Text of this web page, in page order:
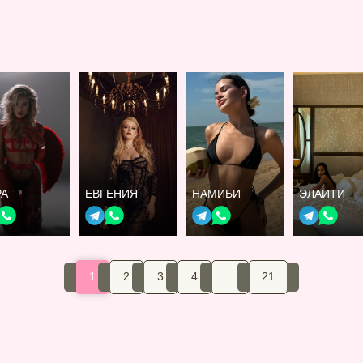
ЕВГЕНИЯ НАМИБИ ЭЛАИТИ
1 2 3 4 21